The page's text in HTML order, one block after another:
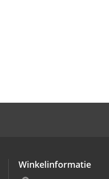
Winkelinformatie